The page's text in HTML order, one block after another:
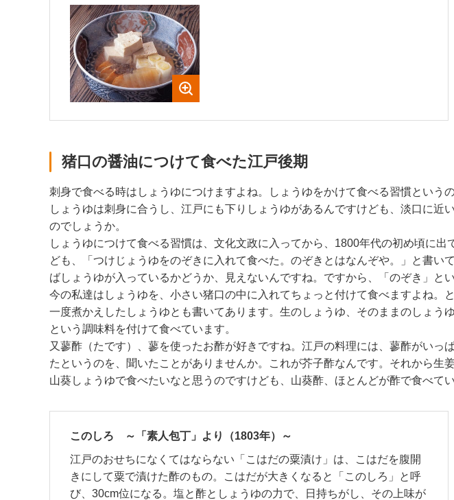
猪口の醤油につけて食べた江戸後期
刺身で食べる時はしょうゆにつけますよね。しょうゆをかけて食べる習慣という
しょうゆは刺身に合うし、江戸にも下りしょうゆがあるんですけども、淡口に
のでしょうか。
しょうゆにつけて食べる習慣は、文化文政に入ってから、1800年代の初め頃に
ども、「つけじょうゆをのぞきに入れて食べた。のぞきとはなんぞや。」と書
ばしょうゆが入っているかどうか、見えないんですね。ですから、「のぞき」と
今の私達はしょうゆを、小さい猪口の中に入れてちょっと付けて食べますよね。
一度煮かえしたしょうゆとも書いてあります。生のしょうゆ、そのままのしょう
という調味料を付けて食べています。
又蓼酢（たです）、蓼を使ったお酢が好きですね。江戸の料理には、蓼酢がい
たというのを、聞いたことがありませんか。これが芥子酢なんです。それから
山葵しょうゆで食べたいなと思うのですけども、山葵酢、ほとんどが酢で食べてい
このしろ ～「素人包丁」より（1803年）～
江戸のおせちになくてはならない「こはだの粟漬け」は、こはだを腹開
きにして粟で漬けた酢のもの。こはだが大きくなると「このしろ」と呼
び、30cm位になる。塩と酢としょうゆの力で、日持ちがし、その上味が